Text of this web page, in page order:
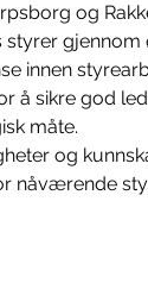
og
gjennom
innen
å sikre god
måte.
og
nåværende